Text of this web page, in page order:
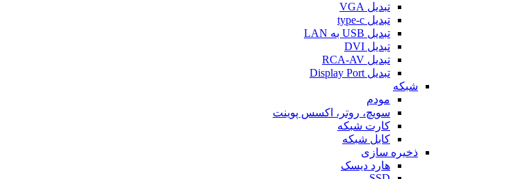
تبدیل VGA
تبدیل type-c
تبدیل USB به LAN
تبدیل DVI
تبدیل RCA-AV
تبدیل Display Port
شبکه
مودم
سویچ، روتر، اکسس پوینت
کارت شبکه
کابل شبکه
ذخیره سازی
هارد دیسک